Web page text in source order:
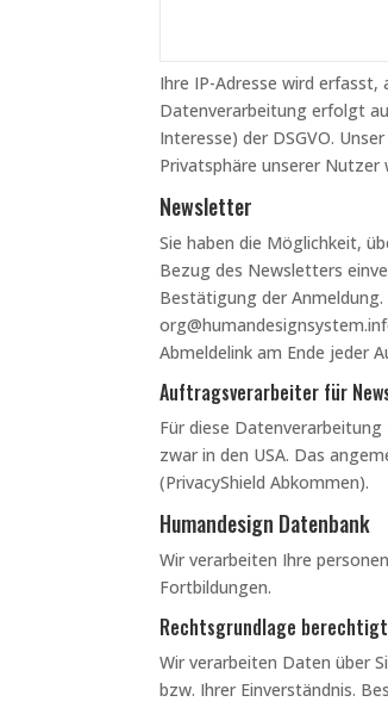
Ihre IP-Adresse wird
Datenverarbeitung erfolgt
Interesse) der DSGVO.
Privatsphäre unserer
Newsletter
Sie haben die Möglichkeit,
Bezug des Newsletters
Bestätigung der
Abmeldelink am Ende jeder
Auftragsverarbeiter für
Für diese
zwar in den USA. Das
(PrivacyShield Abkommen).
Humandesign Datenbank
Wir verarbeiten Ihre
Fortbildungen.
Rechtsgrundlage
Wir verarbeiten Daten über
bzw. Ihrer Einverständnis.